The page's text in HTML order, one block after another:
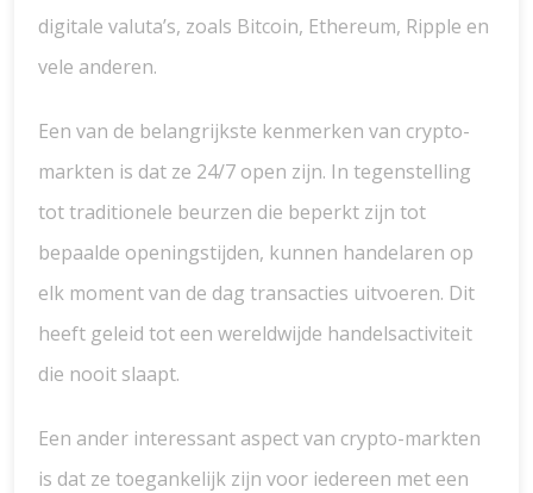
digitale valuta’s, zoals Bitcoin, Ethereum, Ripple en
vele anderen.
Een van de belangrijkste kenmerken van crypto-
markten is dat ze 24/7 open zijn. In tegenstelling
tot traditionele beurzen die beperkt zijn tot
bepaalde openingstijden, kunnen handelaren op
elk moment van de dag transacties uitvoeren. Dit
heeft geleid tot een wereldwijde handelsactiviteit
die nooit slaapt.
Een ander interessant aspect van crypto-markten
is dat ze toegankelijk zijn voor iedereen met een